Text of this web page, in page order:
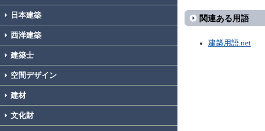
日本建築
西洋建築
建築士
空間デザイン
建材
文化財
関連ある用語
建築用語.net